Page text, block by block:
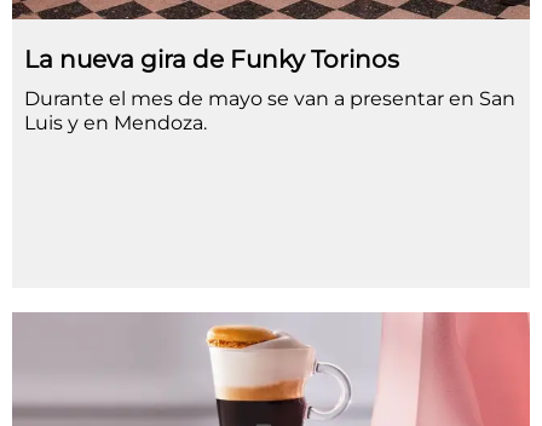
La nueva gira de Funky Torinos
Durante el mes de mayo se van a presentar en San
Luis y en Mendoza.